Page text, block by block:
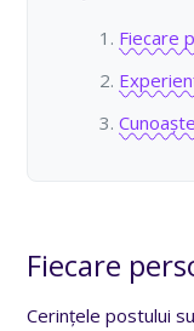
Fiecare
Fiecare
Cerințele postului